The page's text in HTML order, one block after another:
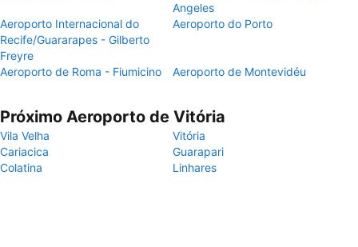
Angeles
Aeroporto Internacional do
Recife/Guararapes - Gilberto
Freyre
Aeroporto do Porto
Aeroporto de Roma - Fiumicino Aeroporto de Montevidéu
Próximo Aeroporto de Vitória
Vila Velha
Vitória
Cariacica
Guarapari
Colatina
Linhares